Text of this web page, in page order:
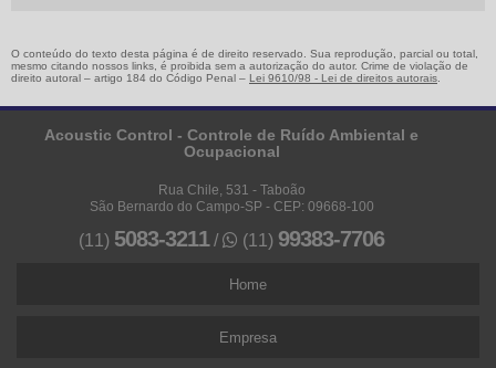
O conteúdo do texto desta página é de direito reservado. Sua reprodução, parcial ou total,
mesmo citando nossos links, é proibida sem a autorização do autor. Crime de violação de
direito autoral – artigo 184 do Código Penal – Lei 9610/98 - Lei de direitos autorais
Acoustic Control - Controle de Ruído Ambiental e
Ocupacional
Rua Chile, 531 - Taboão
São Bernardo do Campo-SP - CEP: 09668-100
(11) 5083-3211/ (11) 99383-7706
Home
Empresa